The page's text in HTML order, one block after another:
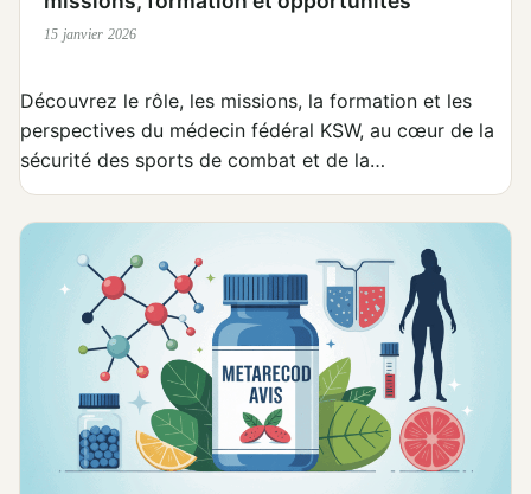
15 janvier 2026
Découvrez le rôle, les missions, la formation et les
perspectives du médecin fédéral KSW, au cœur de la
sécurité des sports de combat et de la…